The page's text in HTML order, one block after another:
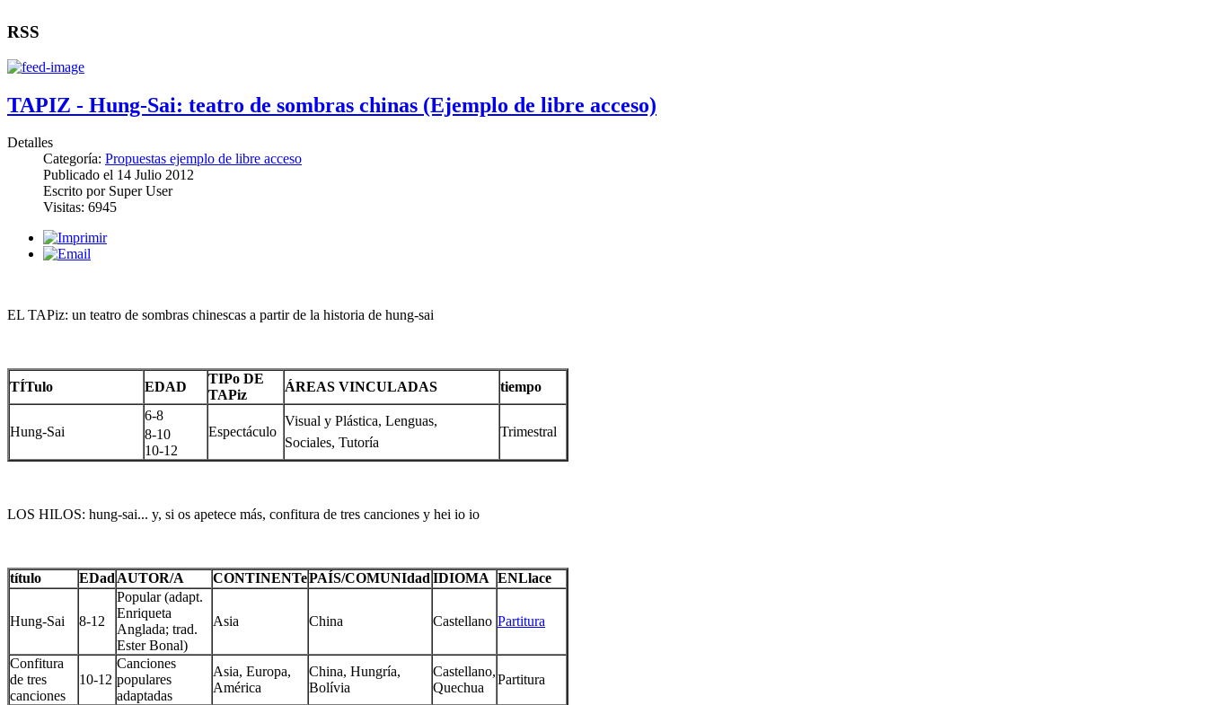
RSS
TAPIZ - Hung-Sai: teatro de sombras chinas (Ejemplo de libre acceso)
Detalles
Categoría: Propuestas ejemplo de libre acceso
Publicado el 14 Julio 2012
Escrito por Super User
Visitas: 6945
EL TAPiz: un teatro de sombras chinescas a partir de la historia de hung-sai
TÍTulo EDAD
TIPo DE
TAPiz
ÁREAS VINCULADAS tiempo
Hung-Sai
6-8
8-10
10-12
Espectáculo
Visual y Plástica, Lenguas,
Sociales, Tutoría
Trimestral
LOS HILOS: hung-sai... y, si os apetece más, confitura de tres canciones y hei io io
título EDadAUTOR/A CONTINENTePAÍS/COMUNIdadIDIOMA ENLlace
Hung-Sai 8-12
Popular (adapt.
Enriqueta
Anglada; trad.
Ester Bonal)
Asia China Castellano Partitura
Confitura
de tres
canciones
10-12
Canciones
populares
adaptadas
Asia, Europa,
América
China, Hungría,
Bolívia
Castellano,
Quechua
Partitura